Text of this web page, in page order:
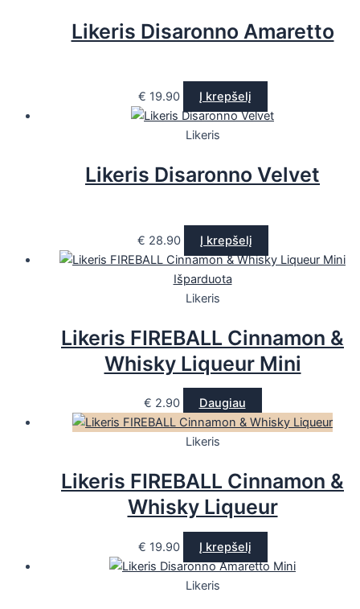
Likeris Disaronno Amaretto
€ 19.90 Į krepšelį
Likeris
Likeris Disaronno Velvet
€ 28.90 Į krepšelį
Išparduota
Likeris
Likeris FIREBALL Cinnamon &
Whisky Liqueur Mini
€ 2.90 Daugiau
Likeris
Likeris FIREBALL Cinnamon &
Whisky Liqueur
€ 19.90 Į krepšelį
Likeris